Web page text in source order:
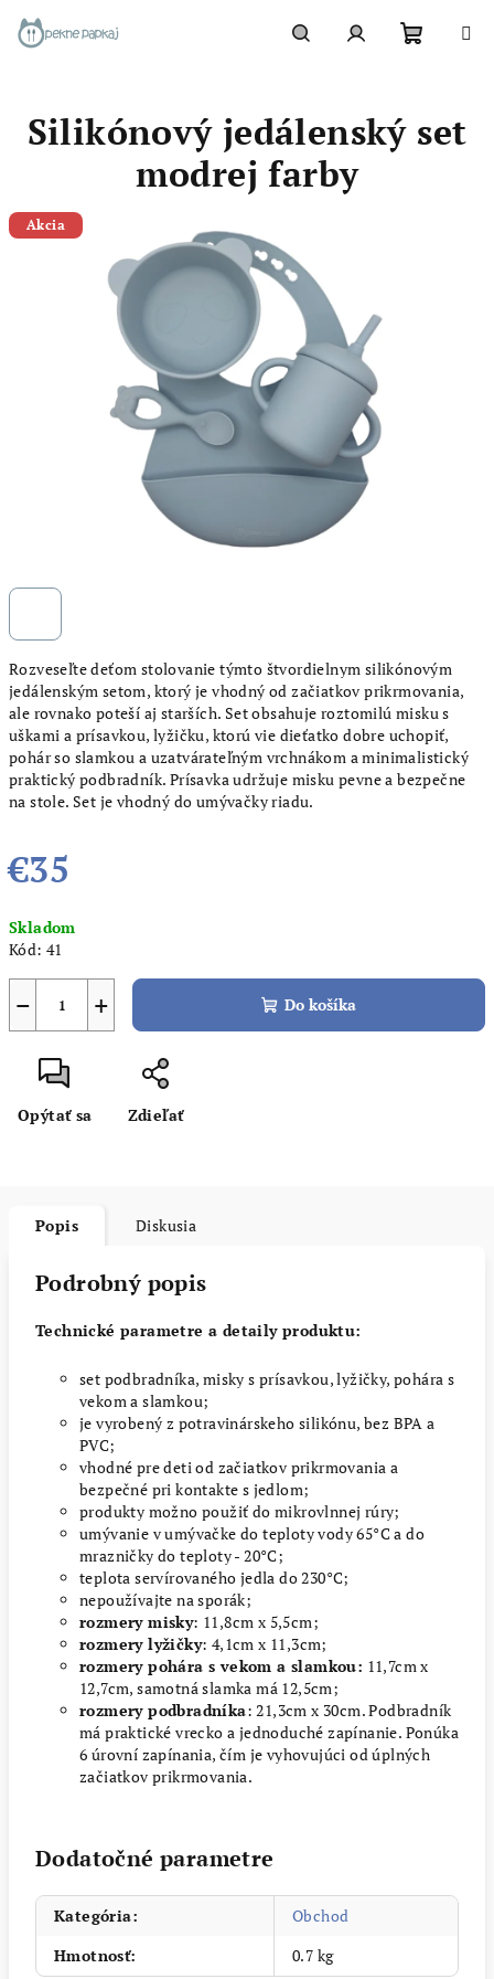
obsah
košík
Rozveseľte deťom stolovanie týmto štvordielnym silikónovým
jedálenským setom, ktorý je vhodný od začiatkov prikrmovania,
ale rovnako poteší aj starších. Set obsahuje roztomilú misku s
uškami a prísavkou, lyžičku, ktorú vie dieťatko dobre uchopiť,
pohár so slamkou a uzatvárateľným vrchnákom a minimalistický
praktický podbradník. Prísavka udržuje misku pevne a bezpečne
na stole. Set je vhodný do umývačky riadu.
€35
cena:
Skladom
Kód: 41
+
− Do košíka
Opýtať sa Zdieľať
Silikónový jedálenský set
modrej farby
Akcia
Popis Diskusia
Podrobný popis
Technické parametre a detaily produktu:
set podbradníka, misky s prísavkou, lyžičky, pohára s
vekom a slamkou;
je vyrobený z potravinárskeho silikónu, bez BPA a
PVC;
vhodné pre deti od začiatkov prikrmovania a
bezpečné pri kontakte s jedlom;
produkty možno použiť do mikrovlnnej rúry;
umývanie v umývačke do teploty vody 65°C a do
mrazničky do teploty - 20°C;
teplota servírovaného jedla do 230°C;
nepoužívajte na sporák;
rozmery misky: 11,8cm x 5,5cm;
rozmery lyžičky: 4,1cm x 11,3cm;
rozmery pohára s vekom a slamkou: 11,7cm x
12,7cm, samotná slamka má 12,5cm;
rozmery podbradníka: 21,3cm x 30cm. Podbradník
má praktické vrecko a jednoduché zapínanie. Ponúka
6 úrovní zapínania, čím je vyhovujúci od úplných
začiatkov prikrmovania.
Dodatočné parametre
Kategória:
Obchod
Hmotnosť: 0.7 kg